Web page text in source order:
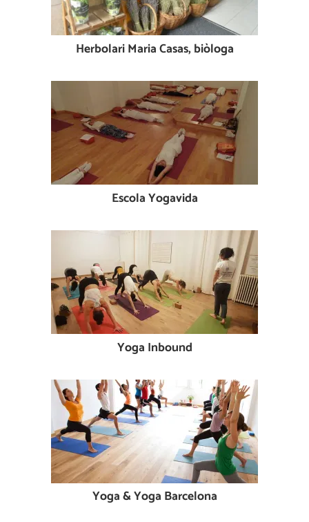
Herbolari Maria Casas, biòloga
Escola Yogavida
Yoga Inbound
Yoga & Yoga Barcelona